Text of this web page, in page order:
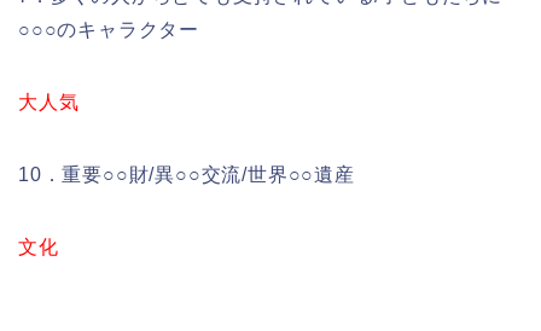
○○○のキャラクター
大人気
10．重要○○財/異○○交流/世界○○遺産
文化